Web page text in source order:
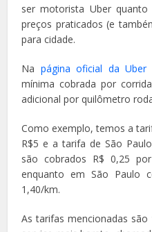
ser motorista Uber
preços praticados (e
para cidade.
Na página oficial da Uber
mínima cobrada por
adicional por quilômetro
Como exemplo, temos a
R$5 e a tarifa de São
são cobrados R$ 0,25
enquanto em São Paulo
1,40/km.
As tarifas mencionadas